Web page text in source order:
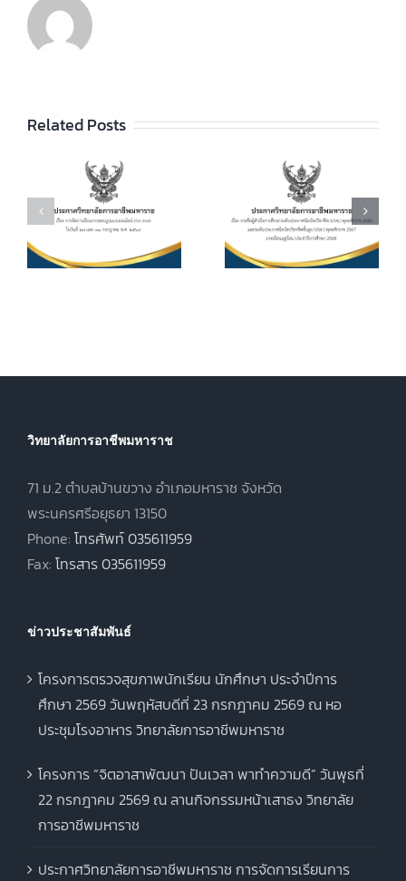
Related Postsศึกษาระดับ
ประกาศนียบัตร
วิชาชีพ (ปวช.)
พุทธศักราช
2562 และระดับ
ประกาศนียบัตร
ฤดูร้อน ประจำปี
ประกาศวิทยา
กำหนดการ และ
อัตราการจัดเก็บ
ค่าบำรุงการ
ศึกษา ค่า
หน่วยกิตรายวิชา
วิทยาลัยการอาชีพมหาราช
71 ม.2 ตำบลบ้านขวาง อำเภอมหาราช จังหวัด
พระนครศรีอยุธยา 13150
Phone: โทรศัพท์ 035611959
Fax: โทรสาร 035611959
ข่าวประชาสัมพันธ์
โครงการตรวจสุขภาพนักเรียน นักศึกษา ประจำปีการ
ศึกษา 2569 วันพฤหัสบดีที่ 23 กรกฎาคม 2569 ณ หอ
ประชุมโรงอาหาร วิทยาลัยการอาชีพมหาราช
โครงการ “จิตอาสาพัฒนา ปันเวลา พาทำความดี” วันพุธที่
22 กรกฎาคม 2569 ณ ลานกิจกรรมหน้าเสาธง วิทยาลัย
การอาชีพมหาราช
ประกาศวิทยาลัยการอาชีพมหาราช การจัดการเรียนการ